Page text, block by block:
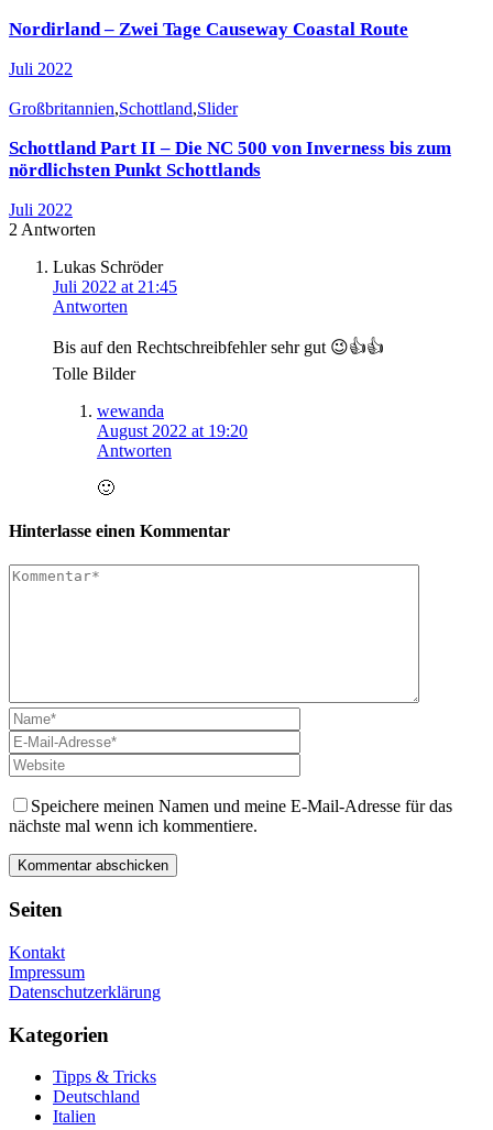
Nordirland – Zwei Tage Causeway Coastal Route
Juli 2022
Großbritannien,Schottland,Slider
Schottland Part II – Die NC 500 von Inverness bis zum
nördlichsten Punkt Schottlands
Juli 2022
2 Antworten
Lukas Schröder
Juli 2022 at 21:45
Antworten
Bis auf den Rechtschreibfehler sehr gut 😉👍👍
Tolle Bilder
wewanda
August 2022 at 19:20
Antworten
🙂
Hinterlasse einen Kommentar
Speichere meinen Namen und meine E-Mail-Adresse für das
nächste mal wenn ich kommentiere.
Seiten
Kontakt
Impressum
Datenschutzerklärung
Kategorien
Tipps & Tricks
Deutschland
Italien